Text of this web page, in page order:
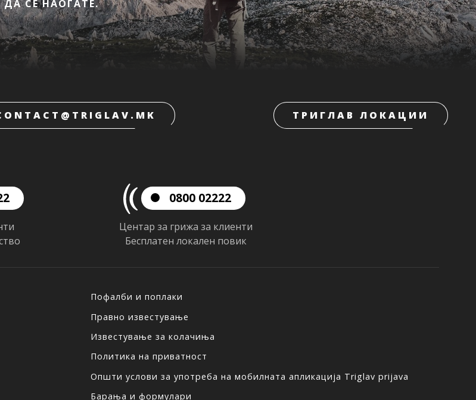
СЕ НАОЃАТЕ.
ТРИГЛАВ ЛОКАЦИИ
0800 02222
Центар за грижа за клиенти
Бесплатен локален повик
Пофалби и поплаки
Правно известување
Известување за колачиња
Политика на приватност
Општи услови за употреба на мобилната апликација Triglav prijava
Барања и формулари